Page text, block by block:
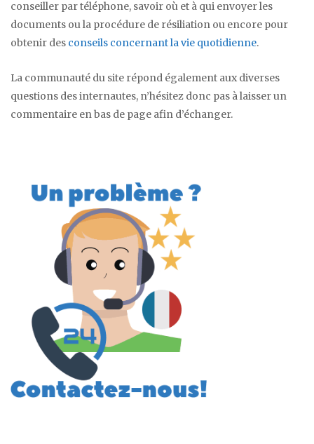
conseiller par téléphone, savoir où et à qui envoyer les
documents ou la procédure de résiliation ou encore pour
obtenir des conseils concernant la vie quotidienne.
La communauté du site répond également aux diverses
questions des internautes, n’hésitez donc pas à laisser un
commentaire en bas de page afin d’échanger.